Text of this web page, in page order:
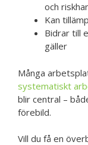
och
Kan
Bidrar till
gäller
Många
systematiskt
blir central –
förebild.
Vill du få en